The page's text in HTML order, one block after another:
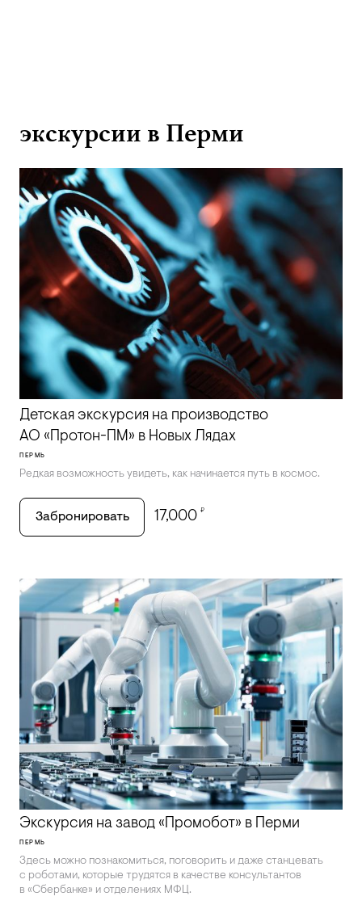
экскурсии в Перми
Детская экскурсия на производство
АО «Протон-ПМ» в Новых Лядах
ПЕРМЬ
Редкая возможность увидеть, как начинается путь в космос.
Забронировать 17,000 ₽
Экскурсия на завод «Промобот» в Перми
ПЕРМЬ
Здесь можно познакомиться, поговорить и даже станцевать
с роботами, которые трудятся в качестве консультантов
в «Сбербанке» и отделениях МФЦ.